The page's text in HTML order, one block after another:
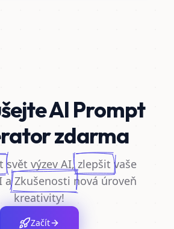
AI Prompt
zdarma
svět výzev AI, zlepšit vaše
a Zkušenosti nová úroveň
kreativity!
Začít